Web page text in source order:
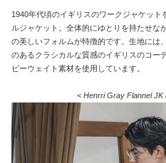
1940年代頃のイギリスのワークジャケッ
ルジャケット。全体的にゆとりを持たせな
の美しいフォルムが特徴的です。生地には
のあるクラシカルな質感のイギリスのコー
ビーウェイト素材を使用しています。
< Henrri Gray Flannel JK